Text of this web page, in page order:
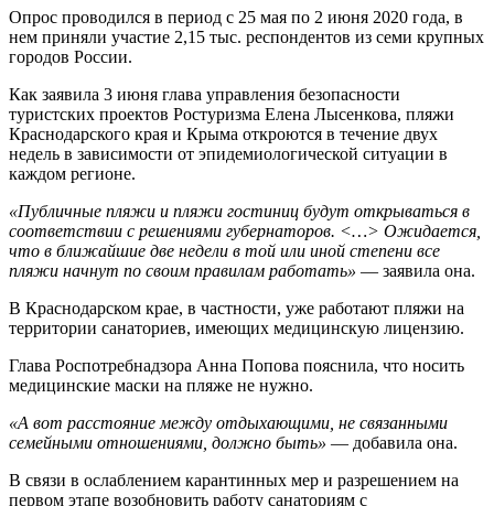
Опрос проводился в период с 25 мая по 2 июня 2020 года, в
нем приняли участие 2,15 тыс. респондентов из семи крупных
городов России.
Как заявила 3 июня глава управления безопасности
туристских проектов Ростуризма Елена Лысенкова, пляжи
Краснодарского края и Крыма откроются в течение двух
недель в зависимости от эпидемиологической ситуации в
каждом регионе.
«Публичные пляжи и пляжи гостиниц будут открываться в
соответствии с решениями губернаторов. <…> Ожидается,
что в ближайшие две недели в той или иной степени все
пляжи начнут по своим правилам работать» — заявила она.
В Краснодарском крае, в частности, уже работают пляжи на
территории санаториев, имеющих медицинскую лицензию.
Глава Роспотребнадзора Анна Попова пояснила, что носить
медицинские маски на пляже не нужно.
«А вот расстояние между отдыхающими, не связанными
семейными отношениями, должно быть» — добавила она.
В связи в ослаблением карантинных мер и разрешением на
первом этапе возобновить работу санаториям с